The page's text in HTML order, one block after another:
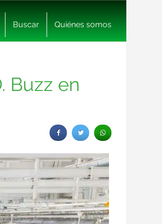
Buscar Quiénes somos
Buzz en